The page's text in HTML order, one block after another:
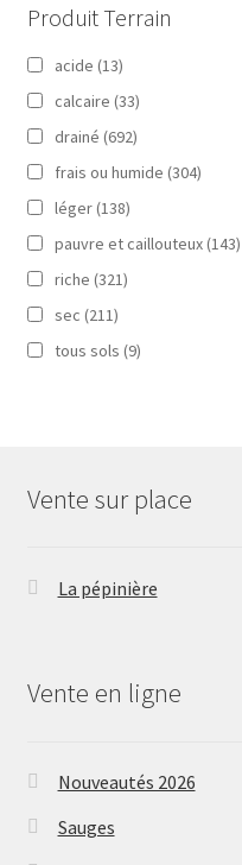
Produit Terrain
acide (13)
calcaire (33)
drainé (692)
frais ou humide (304)
léger (138)
pauvre et caillouteux (143)
riche (321)
sec (211)
tous sols (9)
Vente sur place
La pépinière
Vente en ligne
Nouveautés 2026
Sauges